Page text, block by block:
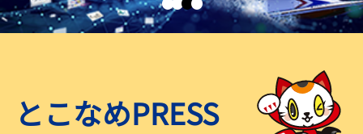
とこなめPRESS